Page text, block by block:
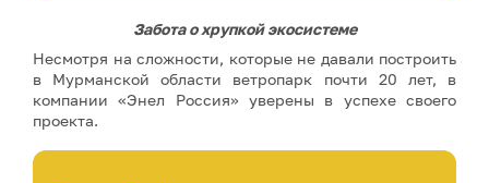
Забота о хрупкой экосистеме
Несмотря на сложности, которые не давали построить
в Мурманской области ветропарк почти 20 лет, в
компании «Энел Россия» уверены в успехе своего
проекта.